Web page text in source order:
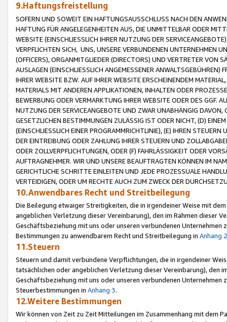
9.Haftungsfreistellung
SOFERN UND SOWEIT EIN HAFTUNGSAUSSCHLUSS NACH DEN
HAFTUNG FÜR ANGELEGENHEITEN AUS, DIE UNMITTELBAR ODER
WEBSITE (EINSCHLIESSLICH IHRER NUTZUNG DER
VERPFLICHTEN SICH, UNS, UNSERE VERBUNDENEN UNTERNEHMEN
(OFFICERS), ORGANMITGLIEDER (DIRECTORS) UND VERTRETER VON
AUSLAGEN (EINSCHLIESSLICH ANGEMESSENER
IHRER WEBSITE BZW. AUF IHRER WEBSITE ERSCHEINENDEM
MATERIALS MIT ANDEREN APPLIKATIONEN, INHALTEN ODER
BEWERBUNG ODER VERMARKTUNG IHRER WEBSITE ODER DES GGF.
NUTZUNG DER SERVICEANGEBOTE UND ZWAR UNABHÄNGIG
GESETZLICHEN BESTIMMUNGEN ZULÄSSIG IST ODER NICHT, (D)
(EINSCHLIESSLICH EINER PROGRAMMRICHTLINIE), (E) IHREN
DER EINTREIBUNG ODER ZAHLUNG IHRER STEUERN UND
ODER ZOLLVERPFLICHTUNGEN, ODER (F) FAHRLÄSSIGKEIT ODER
AUFTRAGNEHMER. WIR UND UNSERE BEAUFTRAGTEN KÖNNEN IM
GERICHTLICHE SCHRITTE EINLEITEN UND JEDE PROZESSUALE
VERTEIDIGEN, ODER UM RECHTE AUCH ZUM ZWECK DER
10.Anwendbares Recht und Streitbeilegung
Die Beilegung etwaiger Streitigkeiten, die in irgendeiner Weise mit
angeblichen Verletzung dieser Vereinbarung), den im Rahmen dieser
Geschäftsbeziehung mit uns oder unseren verbundenen
Bestimmungen zu anwendbarem Recht und Streitbeilegung in Anhang 2
11.Steuern
Steuern und damit verbundene Verpflichtungen, die in irgendeiner
tatsächlichen oder angeblichen Verletzung dieser Vereinbarung), den
Geschäftsbeziehung mit uns oder unseren verbundenen
Steuerbestimmungen in Anhang 3.
12.Weitere Bestimmungen
Wir können von Zeit zu Zeit Mitteilungen im Zusammenhang mit dem